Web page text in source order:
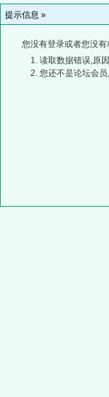
提示信息 »
您没有登录或者您没
读取数据错误,原
您还不是论坛会